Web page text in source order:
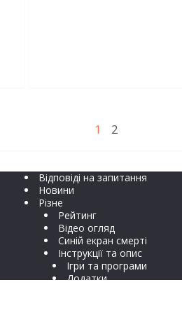
1 2
Відповіді на запитання
Новини
Різне
Рейтинг
Відео огляд
Синій екран смерті
Інструкції та опис
Ігри та програми
Додатки